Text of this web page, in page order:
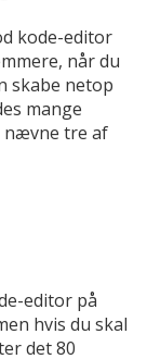
kode-editor
når du
skabe netop
mange
nævne tre af
editor på
hvis du skal
det 80